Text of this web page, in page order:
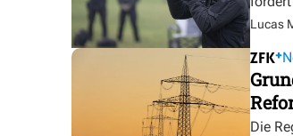
Lucas
Die